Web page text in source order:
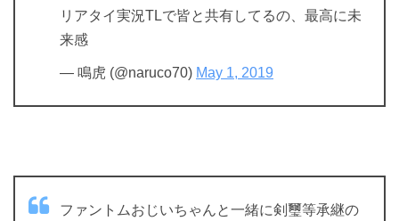
リアタイ実況TLで皆と共有してるの、最高に未
来感
— 鳴虎 (@naruco70) May 1, 2019
ファントムおじいちゃんと一緒に剣璽等承継の